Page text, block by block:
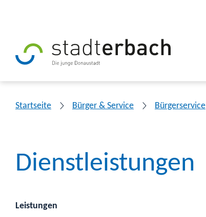
Startseite Bürger & Service Bürgerservice
Dienstleistungen
Leistungen